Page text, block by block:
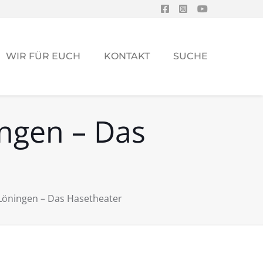
WIR FÜR EUCH KONTAKT SUCHE
– Das
– Das Hasetheater